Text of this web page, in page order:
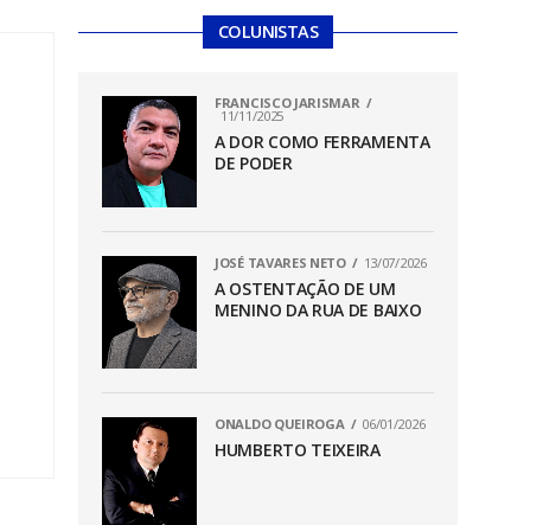
COLUNISTAS
FRANCISCO JARISMAR
11/11/2025
A DOR COMO FERRAMENTA
DE PODER
JOSÉ TAVARES NETO 13/07/2026
A OSTENTAÇÃO DE UM
MENINO DA RUA DE BAIXO
ONALDO QUEIROGA 06/01/2026
HUMBERTO TEIXEIRA